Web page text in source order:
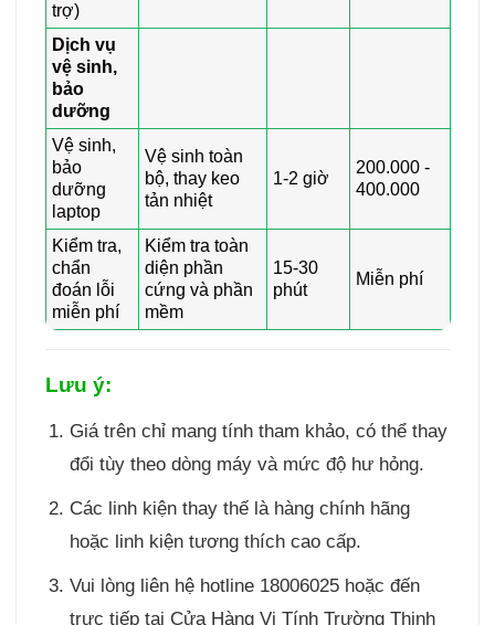
trợ)
Dịch vụ
vệ sinh,
bảo
dưỡng
Vệ sinh,
bảo
dưỡng
laptop
Vệ sinh toàn
bộ, thay keo
tản nhiệt
1-2 giờ
200.000 -
400.000
Kiểm tra,
chẩn
đoán lỗi
miễn phí
Kiểm tra toàn
diện phần
cứng và phần
mềm
15-30
phút
Miễn phí
Lưu ý:
Giá trên chỉ mang tính tham khảo, có thể thay
đổi tùy theo dòng máy và mức độ hư hỏng.
Các linh kiện thay thế là hàng chính hãng
hoặc linh kiện tương thích cao cấp.
Vui lòng liên hệ hotline 18006025 hoặc đến
trực tiếp tại Cửa Hàng Vi Tính Trường Thịnh